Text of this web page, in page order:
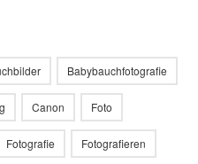
Babybauchfotografie
Canon Foto
Fotografie Fotografieren